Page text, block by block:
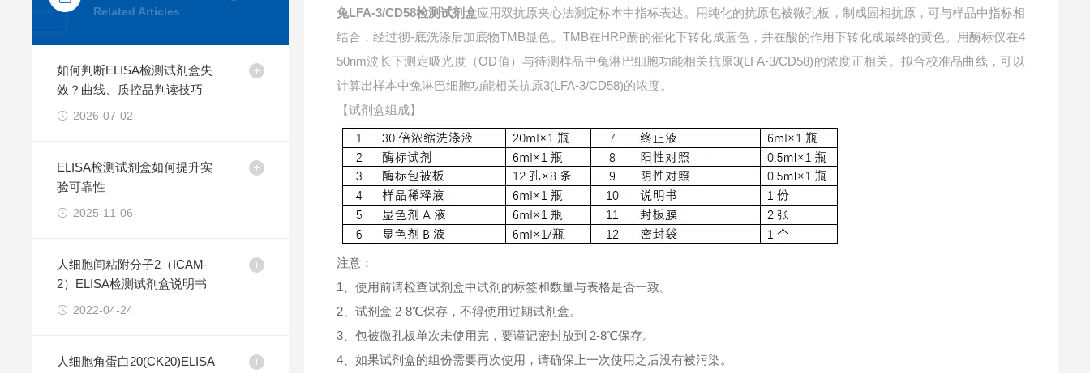
Related Articles
如何判断ELISA检测试剂盒失
效？曲线、质控品判读技巧
2026-07-02
ELISA检测试剂盒如何提升实
验可靠性
2025-11-06
人细胞间粘附分子2（ICAM-
2）ELISA检测试剂盒说明书
2022-04-24
人细胞角蛋白20(CK20)ELISA
兔LFA-3/CD58检测试剂盒应用双抗原夹心法测定标本中指标表达。用纯化的抗原包被微孔板，制成固相抗原，可与样品中指标相
结合，经过彻-底洗涤后加底物TMB显色。TMB在HRP酶的催化下转化成蓝色，并在酸的作用下转化成最终的黄色。用酶标仪在4
50nm波长下测定吸光度（OD值）与待测样品中兔淋巴细胞功能相关抗原3(LFA-3/CD58)的浓度正相关。拟合校准品曲线，可以
计算出样本中兔淋巴细胞功能相关抗原3(LFA-3/CD58)的浓度。
【试剂盒组成】
注意：
1、使用前请检查试剂盒中试剂的标签和数量与表格是否一致。
2、试剂盒 2-8℃保存，不得使用过期试剂盒。
3、包被微孔板单次未使用完，要谨记密封放到 2-8℃保存。
4、如果试剂盒的组份需要再次使用，请确保上一次使用之后没有被污染。